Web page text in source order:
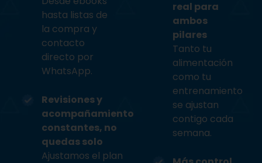
hasta listas de
la compra y
contacto
directo por
WhatsApp.
Revisiones y
acompañamiento
constantes, no
quedas solo
Ajustamos el plan
real para
ambos
pilares
Tanto tu
alimentación
como tu
entrenamiento
se ajustan
contigo cada
semana.